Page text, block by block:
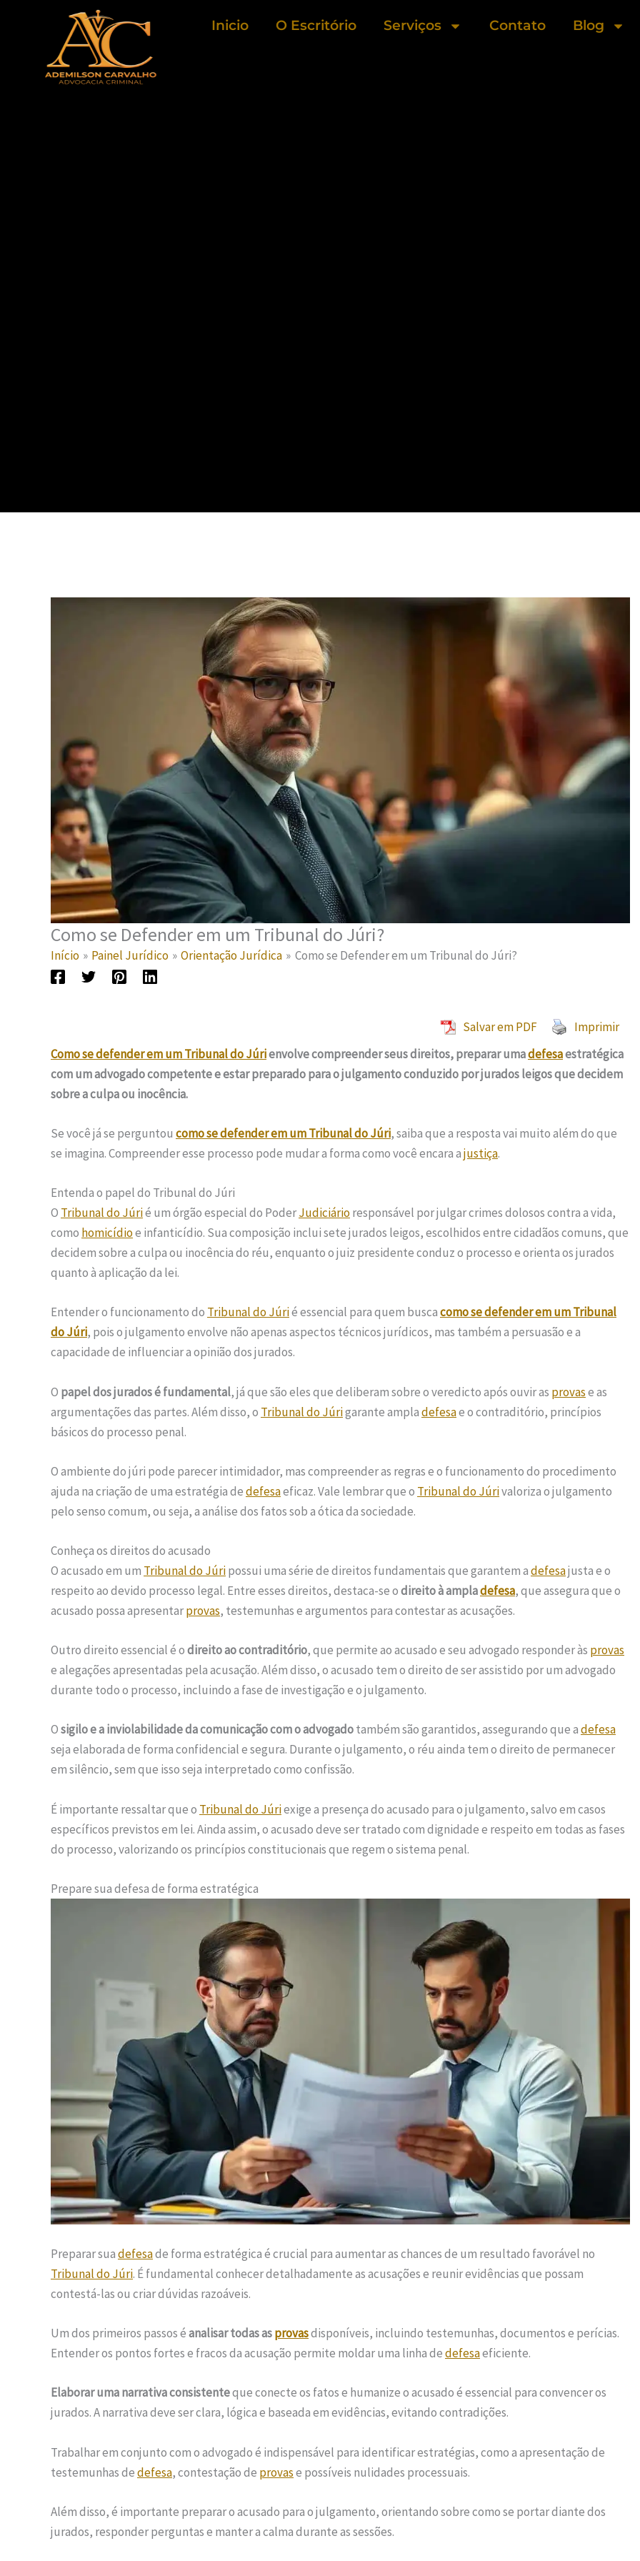
conteúdo
Inicio O Escritório Serviços Contato Blog
Como se Defender em um Tribunal do Júri?
Início Painel Jurídico Orientação Jurídica Como se Defender em um Tribunal do Júri?
Salvar em PDF
Imprimir
Como se defender em um Tribunal do Júrienvolve compreender seus direitos, preparar umadefesaestratégica
com um advogado competente e estar preparado para o julgamento conduzido por jurados leigos que decidem
sobre a culpa ou inocência.
Se você já se perguntou como se defender em um Tribunal do Júri, saiba que a resposta vai muito além do que
se imagina. Compreender esse processo pode mudar a forma como você encara ajustiça.
Entenda o papel do Tribunal do Júri
O Tribunal do Júrié um órgão especial do PoderJudiciárioresponsável por julgar crimes dolosos contra a vida,
como homicídioe infanticídio. Sua composição inclui sete jurados leigos, escolhidos entre cidadãos comuns, que
decidem sobre a culpa ou inocência do réu, enquanto o juiz presidente conduz o processo e orienta os jurados
quanto à aplicação da lei.
Entender o funcionamento do Tribunal do Júrié essencial para quem buscacomo se defender em um Tribunal
do Júri, pois o julgamento envolve não apenas aspectos técnicos jurídicos, mas também a persuasão e a
capacidade de influenciar a opinião dos jurados.
O papel dos jurados é fundamental, já que são eles que deliberam sobre o veredicto após ouvir as provase as
argumentações das partes. Além disso, o Tribunal do Júrigarante ampladefesae o contraditório, princípios
básicos do processo penal.
O ambiente do júri pode parecer intimidador, mas compreender as regras e o funcionamento do procedimento
ajuda na criação de uma estratégia dedefesaeficaz. Vale lembrar que o Tribunal do Júrivaloriza o julgamento
pelo senso comum, ou seja, a análise dos fatos sob a ótica da sociedade.
Conheça os direitos do acusado
O acusado em um Tribunal do Júripossui uma série de direitos fundamentais que garantem adefesajusta e o
respeito ao devido processo legal. Entre esses direitos, destaca-se odireito à ampladefesa, que assegura que o
acusado possa apresentarprovas, testemunhas e argumentos para contestar as acusações.
Outro direito essencial é odireito ao contraditório, que permite ao acusado e seu advogado responder às provas
e alegações apresentadas pela acusação. Além disso, o acusado tem o direito de ser assistido por um advogado
durante todo o processo, incluindo a fase de investigação e o julgamento.
Osigilo e a inviolabilidade da comunicação com o advogadotambém são garantidos, assegurando que adefesa
seja elaborada de forma confidencial e segura. Durante o julgamento, o réu ainda tem o direito de permanecer
em silêncio, sem que isso seja interpretado como confissão.
É importante ressaltar que o Tribunal do Júriexige a presença do acusado para o julgamento, salvo em casos
específicos previstos em lei. Ainda assim, o acusado deve ser tratado com dignidade e respeito em todas as fases
do processo, valorizando os princípios constitucionais que regem o sistema penal.
Prepare sua defesa de forma estratégica
Preparar suadefesade forma estratégica é crucial para aumentar as chances de um resultado favorável no
Tribunal do Júri. É fundamental conhecer detalhadamente as acusações e reunir evidências que possam
contestá-las ou criar dúvidas razoáveis.
Um dos primeiros passos éanalisar todas asprovasdisponíveis, incluindo testemunhas, documentos e perícias.
Entender os pontos fortes e fracos da acusação permite moldar uma linha dedefesaeficiente.
Elaborar uma narrativa consistenteque conecte os fatos e humanize o acusado é essencial para convencer os
jurados. A narrativa deve ser clara, lógica e baseada em evidências, evitando contradições.
Trabalhar em conjunto com o advogado é indispensável para identificar estratégias, como a apresentação de
testemunhas dedefesa, contestação de provase possíveis nulidades processuais.
Além disso, é importante preparar o acusado para o julgamento, orientando sobre como se portar diante dos
jurados, responder perguntas e manter a calma durante as sessões.